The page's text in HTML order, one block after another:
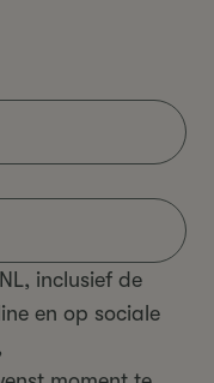
inclusief de
en op sociale